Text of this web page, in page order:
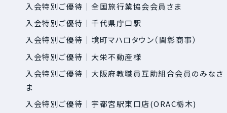
入会特別ご優待｜全国旅行業協会会員さま
入会特別ご優待｜千代県庁口駅
入会特別ご優待｜境町マハロタウン（関彰商事）
入会特別ご優待｜大栄不動産様
入会特別ご優待｜大阪府教職員互助組合会員のみなさ
ま
入会特別ご優待｜宇都宮駅東口店(ORAC栃木)